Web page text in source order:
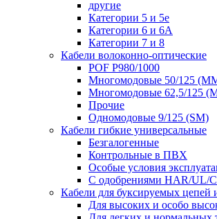
другие
Категории 5 и 5е
Категории 6 и 6A
Категории 7 и 8
Кабели волоконно-оптические
POF P980/1000
Многомодовые 50/125
Многомодовые 62,5/125
Прочие
Одномодовые 9/125 (SM)
Кабели гибкие универсальные
Безгалогенные
Контрольные в ПВХ
Особые условия
С одобрениями HAR/UL/
Кабели для буксируемых цепей
Для высоких и особо